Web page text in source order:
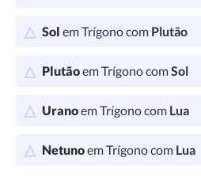
Sol em Trígono com Plutão
Plutãoem Trígono comSol
Uranoem Trígono com Lua
Netunoem Trígono com Lua